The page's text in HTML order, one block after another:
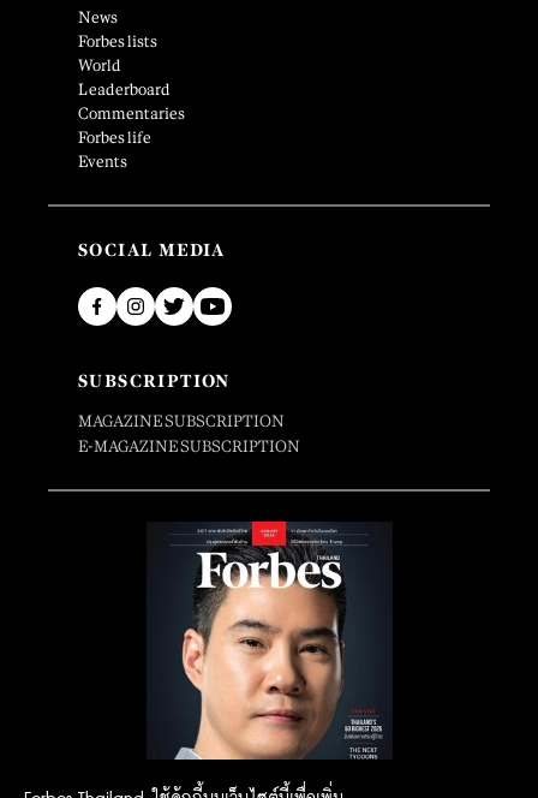
News
Forbes lists
World
Leaderboard
Commentaries
Forbes life
Events
SOCIAL MEDIA
SUBSCRIPTION
MAGAZINE SUBSCRIPTION
E-MAGAZINE SUBSCRIPTION